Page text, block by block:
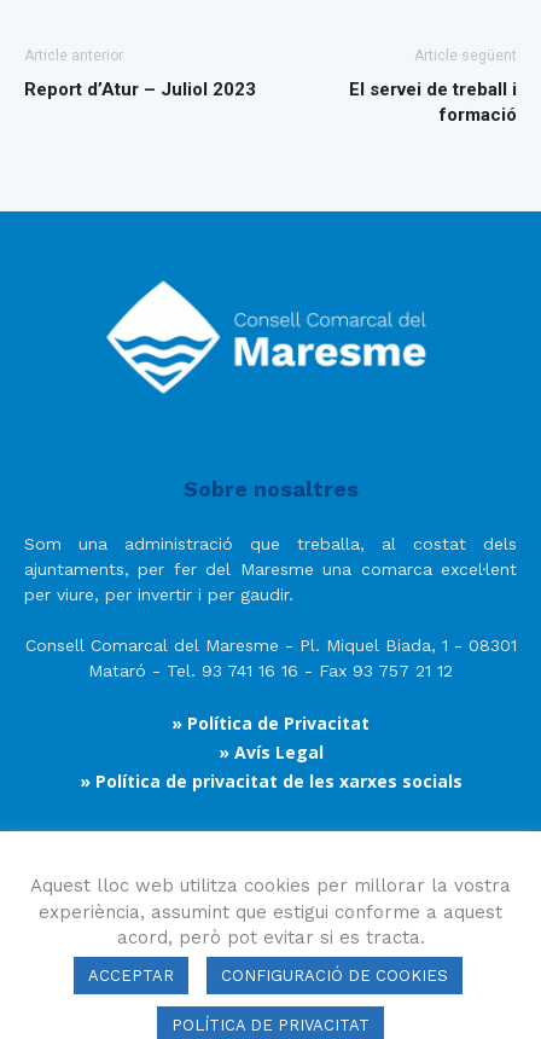
Article anterior
Report d’Atur – Juliol 2023
Article següent
El servei de treball i
formació
Sobre nosaltres
Som una administració que treballa, al costat dels
ajuntaments, per fer del Maresme una comarca excel·lent
per viure, per invertir i per gaudir.
Consell Comarcal del Maresme - Pl. Miquel Biada, 1 - 08301
Mataró - Tel. 93 741 16 16 - Fax 93 757 21 12
» Política de Privacitat
» Avís Legal
» Política de privacitat de les xarxes socials
Segueix-nos
Aquest lloc web utilitza cookies per millorar la vostra
experiència, assumint que estigui conforme a aquest
acord, però pot evitar si es tracta.
ACCEPTAR CONFIGURACIÓ DE COOKIES
POLÍTICA DE PRIVACITAT